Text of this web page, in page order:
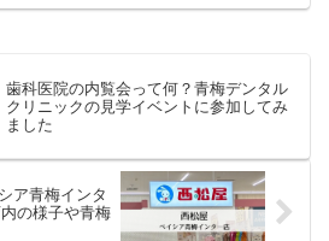
歯科医院の内覧会って何？青梅デンタル
クリニックの見学イベントに参加してみ
ました
ア青梅インタ
の様子や青梅